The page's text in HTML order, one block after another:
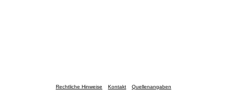
Rechtliche Hinweise Kontakt Quellenangaben